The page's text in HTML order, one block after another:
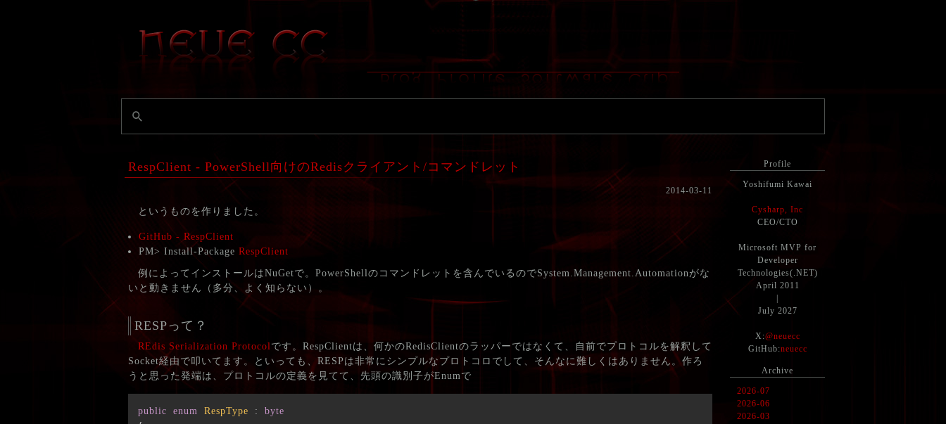
RespClient - PowerShell向けのRedisクライアント/コマンドレット
2014-03-11
というものを作りました。
GitHub - RespClient
PM> Install-Package RespClient
例によってインストールはNuGetで。PowerShellのコマンドレットを含んでいるのでSystem.Management.Automationがな
いと動きません（多分、よく知らない）。
RESPって？
REdis Serialization Protocolです。RespClientは、何かのRedisClientのラッパーではなくて、自前でプロトコルを解釈して
Socket経由で叩いてます。といっても、RESPは非常にシンプルなプロトコロでして、そんなに難しくはありません。作ろ
うと思った発端は、プロトコルの定義を見てて、先頭の識別子がEnumで
public enum RespType :
byte
Profile
Yoshifumi Kawai
Cysharp, Inc
CEO/CTO
Microsoft MVP for
Developer
Technologies(.NET)
April 2011
July 2027
X:@neuecc
GitHub:neuecc
Archive
2026-07
2026-06
2026-03